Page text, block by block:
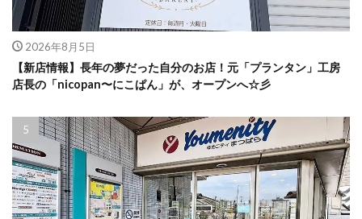
2026年8月5日
【新店情報】長年の夢だった自分のお店！元「プランタン」工房
店長の「nicopan〜にこぱん」が、オープンへ☆彡